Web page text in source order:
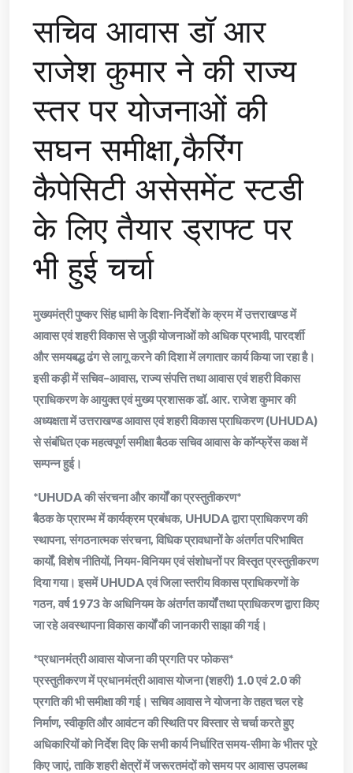
सचिव आवास डॉ आर
राजेश कुमार ने की राज्य
स्तर पर योजनाओं की
सघन समीक्षा,कैरिंग
कैपेसिटी असेसमेंट स्टडी
के लिए तैयार ड्राफ्ट पर
भी हुई चर्चा
मुख्यमंत्री पुष्कर सिंह धामी के दिशा-निर्देशों के क्रम में उत्तराखण्ड में
आवास एवं शहरी विकास से जुड़ी योजनाओं को अधिक प्रभावी, पारदर्शी
और समयबद्ध ढंग से लागू करने की दिशा में लगातार कार्य किया जा रहा है।
इसी कड़ी में सचिव–आवास, राज्य संपत्ति तथा आवास एवं शहरी विकास
प्राधिकरण के आयुक्त एवं मुख्य प्रशासक डॉ. आर. राजेश कुमार की
अध्यक्षता में उत्तराखण्ड आवास एवं शहरी विकास प्राधिकरण (UHUDA)
से संबंधित एक महत्वपूर्ण समीक्षा बैठक सचिव आवास के कॉन्फ्रेंस कक्ष में
सम्पन्न हुई।
*UHUDA की संरचना और कार्यों का प्रस्तुतीकरण*
बैठक के प्रारम्भ में कार्यक्रम प्रबंधक, UHUDA द्वारा प्राधिकरण की
स्थापना, संगठनात्मक संरचना, विधिक प्रावधानों के अंतर्गत परिभाषित
कार्यों, विशेष नीतियों, नियम-विनियम एवं संशोधनों पर विस्तृत प्रस्तुतीकरण
दिया गया। इसमें UHUDA एवं जिला स्तरीय विकास प्राधिकरणों के
गठन, वर्ष 1973 के अधिनियम के अंतर्गत कार्यों तथा प्राधिकरण द्वारा किए
जा रहे अवस्थापना विकास कार्यों की जानकारी साझा की गई।
*प्रधानमंत्री आवास योजना की प्रगति पर फोकस*
प्रस्तुतीकरण में प्रधानमंत्री आवास योजना (शहरी) 1.0 एवं 2.0 की
प्रगति की भी समीक्षा की गई। सचिव आवास ने योजना के तहत चल रहे
निर्माण, स्वीकृति और आवंटन की स्थिति पर विस्तार से चर्चा करते हुए
अधिकारियों को निर्देश दिए कि सभी कार्य निर्धारित समय-सीमा के भीतर पूरे
किए जाएं, ताकि शहरी क्षेत्रों में जरूरतमंदों को समय पर आवास उपलब्ध